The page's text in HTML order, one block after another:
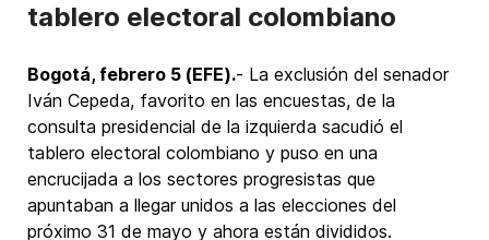
tablero electoral colombiano
Bogotá, febrero 5 (EFE).- La exclusión del senador
Iván Cepeda, favorito en las encuestas, de la
consulta presidencial de la izquierda sacudió el
tablero electoral colombiano y puso en una
encrucijada a los sectores progresistas que
apuntaban a llegar unidos a las elecciones del
próximo 31 de mayo y ahora están divididos.